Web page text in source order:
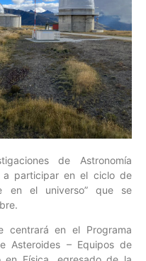
de Astronomía
a participar en el ciclo de
en el universo” que se
centrará en el Programa
Asteroides – Equipos de